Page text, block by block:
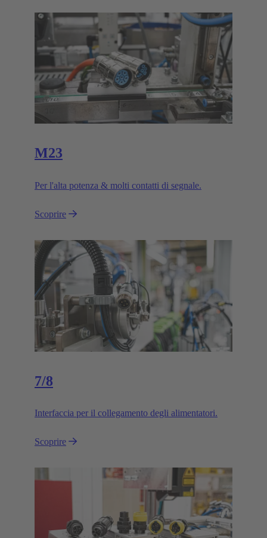
M23
Per l'alta potenza & molti contatti di segnale.
Scoprire
7/8
Interfaccia per il collegamento degli alimentatori.
Scoprire